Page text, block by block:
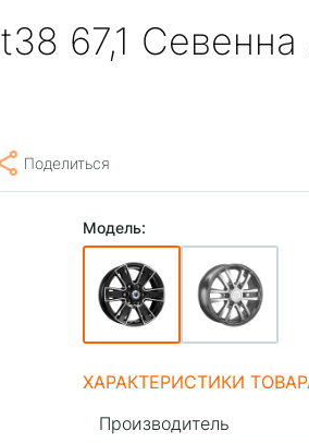
67,1
Поделиться
Модель:
ХАРАКТЕРИСТИКИ
Производитель